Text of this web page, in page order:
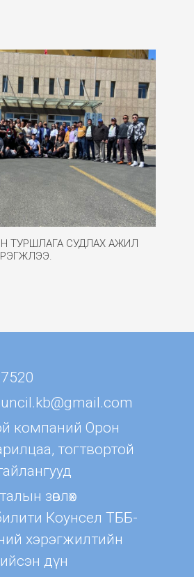
ТУРШЛАГА СУДЛАХ АЖИЛ
компаний Орон
тогтвортой
зөвлөх
Коунсел ТББ-
хэрэгжилтийн
дүн